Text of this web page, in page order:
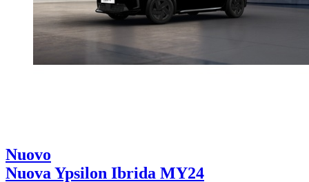
Nuovo
Nuova Ypsilon Ibrida MY24